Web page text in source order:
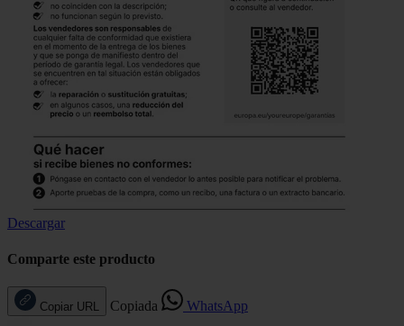
Descargar
Comparte este producto
Copiar URL Copiada WhatsApp